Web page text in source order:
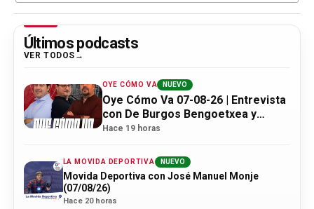
Últimos podcasts
VER TODOS
OYE CÓMO VA NUEVO
Oye Cómo Va 07-08-26 | Entrevista
con De Burgos Bengoetxea y
actualidad Athletic
Hace 19 horas
LA MOVIDA DEPORTIVA NUEVO
Movida Deportiva con José Manuel Monje
(07/08/26)
Hace 20 horas